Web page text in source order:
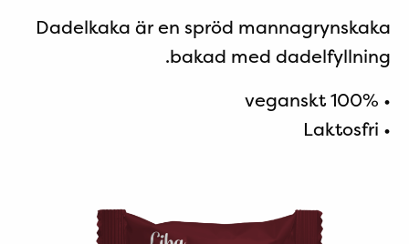
Dadelkaka är en spröd mannagrynskaka
bakad med dadelfyllning.
• 100% veganskt
• Laktosfri